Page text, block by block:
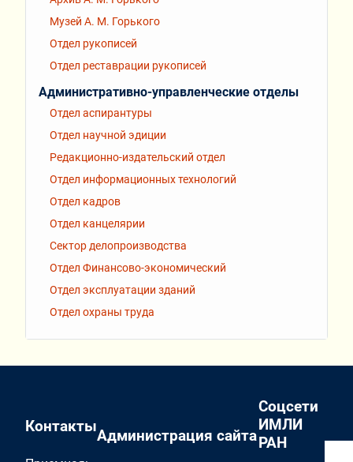
Музей А. М. Горького
Отдел рукописей
Отдел реставрации рукописей
Административно-управленческие отделы
Отдел аспирантуры
Отдел научной эдиции
Редакционно-издательский отдел
Отдел информационных технологий
Отдел кадров
Отдел канцелярии
Сектор делопроизводства
Отдел Финансово-экономический
Отдел эксплуатации зданий
Отдел охраны труда
Контакты
Администрация сайта
Соцсети
ИМЛИ
РАН